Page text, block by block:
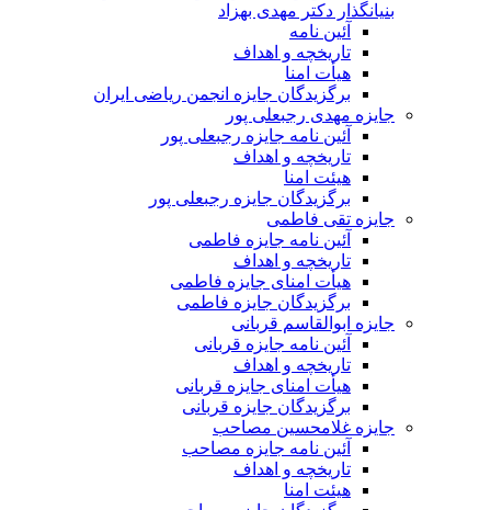
بنیانگذار دکتر مهدی بهزاد
آئین نامه
تاریخچه و اهداف
هیأت امنا
برگزیدگان جایزه انجمن ریاضی ایران
جایزه مهدی رجبعلی پور
آئین نامه جایزه رجبعلی پور
تاریخچه و اهداف
هیئت امنا
برگزیدگان جایزه رجبعلی پور
جایزه تقی فاطمی
آئین نامه جایزه فاطمی
تاریخچه و اهداف
هیأت امنای جایزه فاطمی
برگزیدگان جایزه فاطمی
جایزه ابوالقاسم قربانی
آئین نامه جایزه قربانی
تاریخچه و اهداف
هیأت امنای جایزه قربانی
برگزیدگان جایزه قربانی
جایزه غلامحسین مصاحب
آئین نامه جایزه مصاحب
تاریخچه و اهداف
هیئت امنا